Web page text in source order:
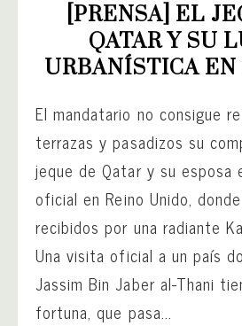
[PRENSA] EL
QATAR Y SU
URBANÍSTICA
El mandatario no consigue
terrazas y pasadizos su
jeque de Qatar y su
oficial en Reino Unido,
recibidos por una radiante
Una visita oficial a un país
Jassim Bin Jaber al-Thani
fortuna, que pasa...